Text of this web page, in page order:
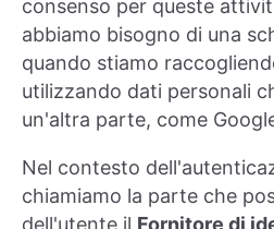
consenso per queste
abbiamo bisogno di una
quando stiamo
utilizzando dati personali
un'altra parte, come
Nel contesto
chiamiamo la parte che
dell'utente il Fornitore di